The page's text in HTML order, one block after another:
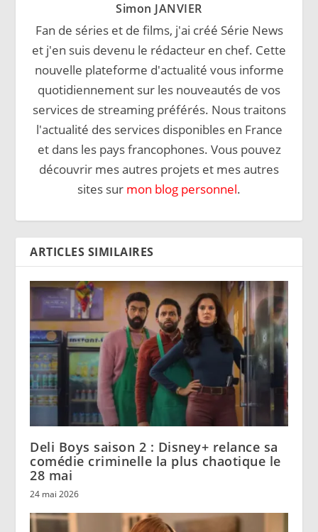
Simon JANVIER
Fan de séries et de films, j'ai créé Série News
et j'en suis devenu le rédacteur en chef. Cette
nouvelle plateforme d'actualité vous informe
quotidiennement sur les nouveautés de vos
services de streaming préférés. Nous traitons
l'actualité des services disponibles en France
et dans les pays francophones. Vous pouvez
découvrir mes autres projets et mes autres
sites sur mon blog personnel.
ARTICLES SIMILAIRES
Deli Boys saison 2 : Disney+ relance sa
comédie criminelle la plus chaotique le
28 mai
24 mai 2026